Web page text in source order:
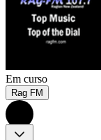
Em curso
Rag FM